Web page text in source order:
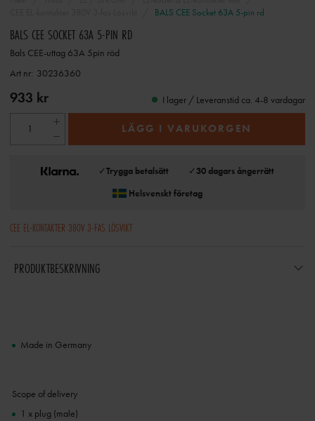
BALS CEE Socket 63A 5-pin rd
BALS CEE SOCKET 63A 5-PIN RD
Bals CEE-uttag 63A 5pin röd
Art nr: 30236360
933 kr I lager / Leveranstid ca. 4-8 vardagar
LÄGG I VARUKORGEN
✓Trygga betalsätt ✓30 dagars ångerrätt
Helsvenskt företag
CEE EL-KONTAKTER 380V 3-FAS LÖSVIKT
PRODUKTBESKRIVNING
Made in Germany
Scope of delivery
1 x plug (male)